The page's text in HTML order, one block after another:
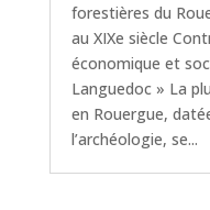
forestières du
au XIXe siècle
économique et
Languedoc » La
en Rouergue,
l’archéologie, se...